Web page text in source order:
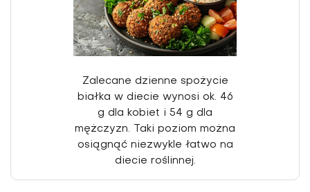
Zalecane dzienne spożycie
białka w diecie wynosi ok. 46
g dla kobiet i 54 g dla
mężczyzn. Taki poziom można
osiągnąć niezwy­kle łatwo na
diecie roślinnej.